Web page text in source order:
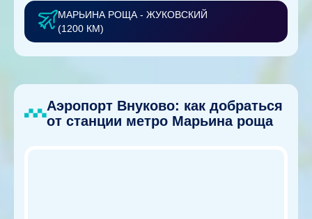
МАРЬИНА РОЩА - ЖУКОВСКИЙ
(1200 КМ)
Аэропорт Внуково: как добраться
от станции метро Марьина роща